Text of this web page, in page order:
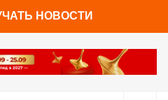
НОВОСТИ